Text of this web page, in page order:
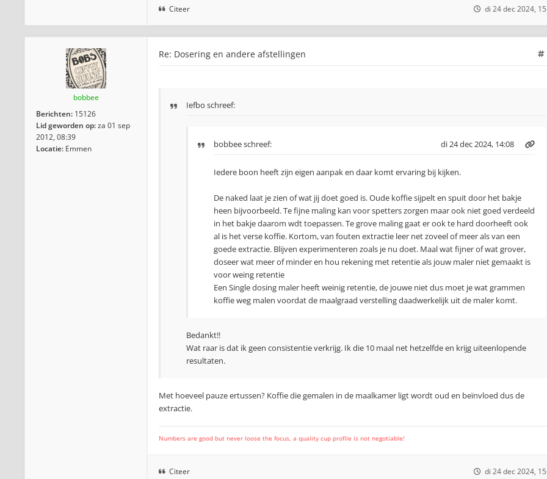
Citeer di 24 dec 2024,
bobbee
Berichten: 15126
Lid geworden op:za 01 sep
2012, 08:39
Locatie: Emmen
Re: Dosering en andere afstellingen
Iefbo schreef:
bobbeeschreef: di 24 dec 2024, 14:08
Iedere boon heeft zijn eigen aanpak en daar komt ervaring bij kijken.
De naked laat je zien of wat jij doet goed is. Oude koffie sijpelt en spuit door het bakje
heen bijvoorbeeld. Te fijne maling kan voor spetters zorgen maar ook niet goed verdeeld
in het bakje daarom wdt toepassen. Te grove maling gaat er ook te hard doorheeft ook
al is het verse koffie. Kortom, van fouten extractie leer net zoveel of meer als van een
goede extractie. Blijven experimenteren zoals je nu doet. Maal wat fijner of wat grover,
doseer wat meer of minder en hou rekening met retentie als jouw maler niet gemaakt is
voor weing retentie
Een Single dosing maler heeft weinig retentie, de jouwe niet dus moet je wat grammen
koffie weg malen voordat de maalgraad verstelling daadwerkelijk uit de maler komt.
Bedankt!!
Wat raar is dat ik geen consistentie verkrijg. Ik die 10 maal net hetzelfde en krijg uiteenlopende
resultaten.
Met hoeveel pauze ertussen? Koffie die gemalen in de maalkamer ligt wordt oud en beïnvloed dus de
extractie.
Numbers are good but never loose the focus, a quality cup profile is not negotiable!
Citeer di 24 dec 2024,